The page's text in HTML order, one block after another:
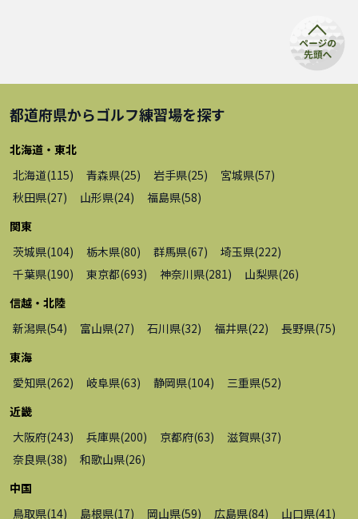
都道府県からゴルフ練習場を探す
北海道・東北
北海道(115) 青森県(25) 岩手県(25) 宮城県(57)
秋田県(27) 山形県(24) 福島県(58)
関東
茨城県(104) 栃木県(80) 群馬県(67) 埼玉県(222)
千葉県(190) 東京都(693) 神奈川県(281) 山梨県(26)
信越・北陸
新潟県(54) 富山県(27) 石川県(32) 福井県(22) 長野県(75)
東海
愛知県(262) 岐阜県(63) 静岡県(104) 三重県(52)
近畿
大阪府(243) 兵庫県(200) 京都府(63) 滋賀県(37)
奈良県(38) 和歌山県(26)
中国
鳥取県(14) 島根県(17) 岡山県(59) 広島県(84) 山口県(41)